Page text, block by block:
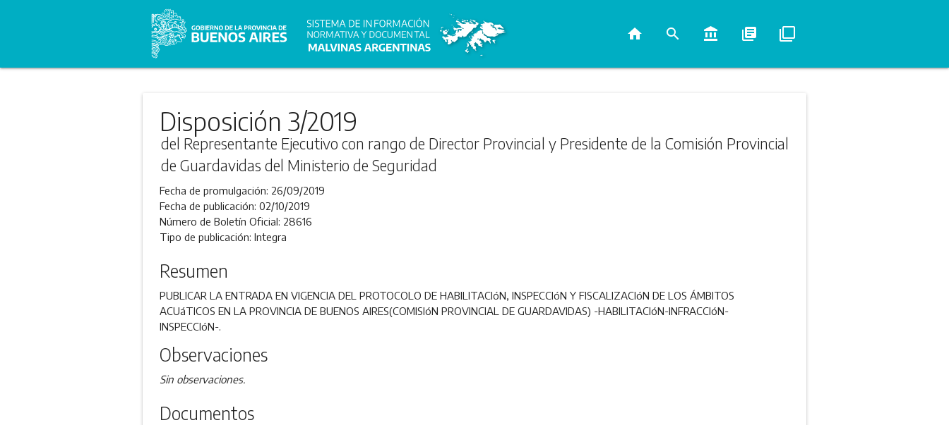
home search account_balance library_books filter_none
Disposición 3/2019
del Representante Ejecutivo con rango de Director Provincial y Presidente de la Comisión Provincial
de Guardavidas del Ministerio de Seguridad
Fecha de promulgación: 26/09/2019
Fecha de publicación: 02/10/2019
Número de Boletín Oficial: 28616
Tipo de publicación: Integra
Resumen
PUBLICAR LA ENTRADA EN VIGENCIA DEL PROTOCOLO DE HABILITACIóN, INSPECCIóN Y FISCALIZACIóN DE LOS ÁMBITOS
ACUáTICOS EN LA PROVINCIA DE BUENOS AIRES(COMISIóN PROVINCIAL DE GUARDAVIDAS) -HABILITACIóN-INFRACCIóN-
INSPECCIóN-.
Observaciones
Sin observaciones.
Documentos